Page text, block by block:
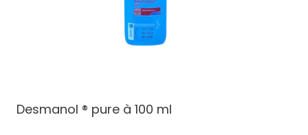
Desmanol ® pure à 100 ml